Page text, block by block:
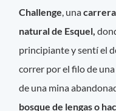
Challenge, una
natural de Esquel,
principiante y sentí el
correr por el filo de
de una mina
bosque de lengas o